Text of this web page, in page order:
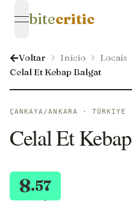
open navigation menu
bitecritic
Voltar Início Locais
Celal Et Kebap Balgat
ÇANKAYA/ANKARA · TÜRKIYE
Celal Et Kebap
8.57